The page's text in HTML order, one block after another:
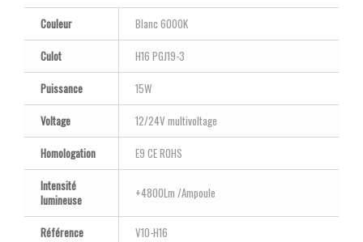
Couleur
Blanc 6000K
Culot
H16 PGJ19-3
Puissance
15W
Voltage
12/24V multivoltage
Homologation
E9 CE ROHS
Intensité
lumineuse
+4800Lm /Ampoule
Référence
V10-H16